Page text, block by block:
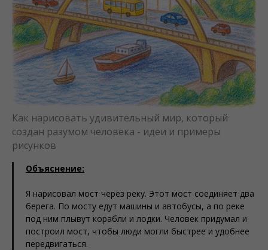
Как нарисовать удивительный мир, который
создан разумом человека - идеи и примеры
рисунков
Объяснение:
Я нарисовал мост через реку. Этот мост соединяет два
берега. По мосту едут машины и автобусы, а по реке
под ним плывут корабли и лодки. Человек придумал и
построил мост, чтобы люди могли быстрее и удобнее
передвигаться.